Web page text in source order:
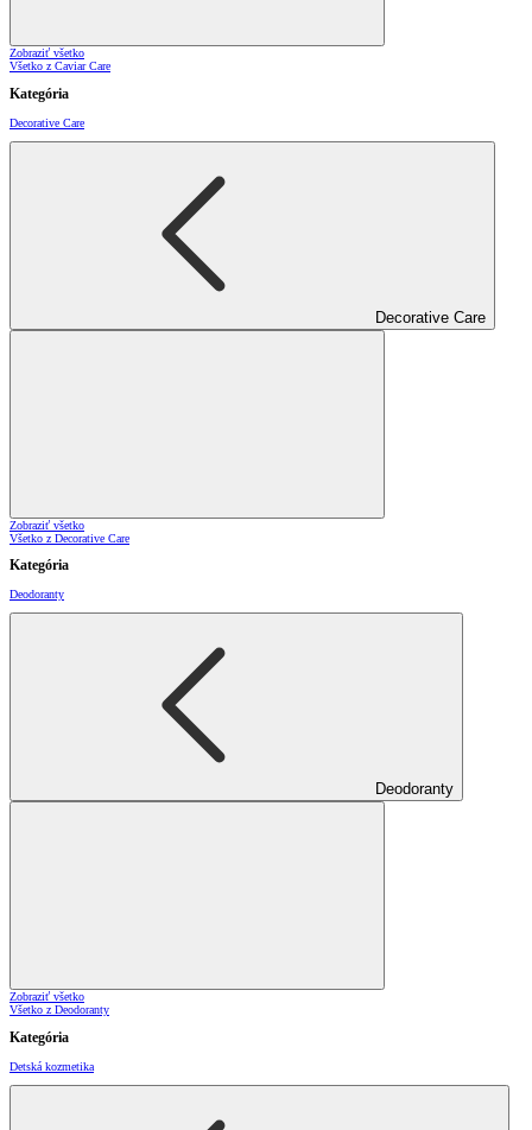
Zobraziť všetko
Všetko z Caviar Care
Kategória
Decorative Care
Decorative Care
Zobraziť všetko
Všetko z Decorative Care
Kategória
Deodoranty
Deodoranty
Zobraziť všetko
Všetko z Deodoranty
Kategória
Detská kozmetika